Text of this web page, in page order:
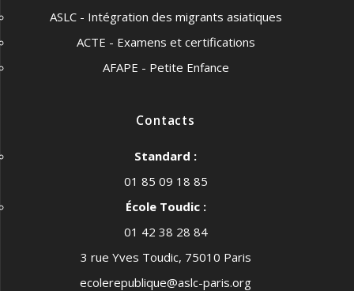
ASLC - Intégration des migrants asiatiques
ACTE - Examens et certifications
AFAPE - Petite Enfance
Contacts
Standard :
01 85 09 18 85
École Toudic :
01 42 38 28 84
3 rue Yves Toudic, 75010 Paris
ecolerepublique@aslc-paris.org